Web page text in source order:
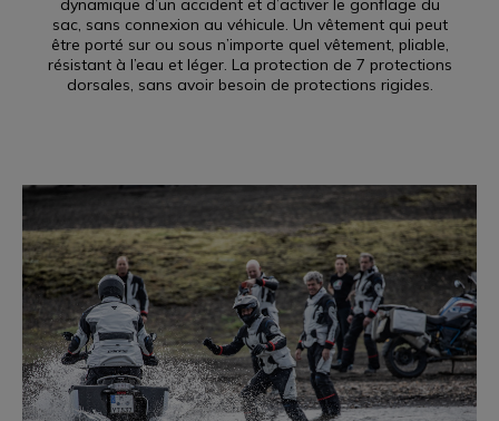
dynamique d’un accident et d’activer le gonflage du
sac, sans connexion au véhicule. Un vêtement qui peut
être porté sur ou sous n’importe quel vêtement, pliable,
résistant à l’eau et léger. La protection de 7 protections
dorsales, sans avoir besoin de protections rigides.